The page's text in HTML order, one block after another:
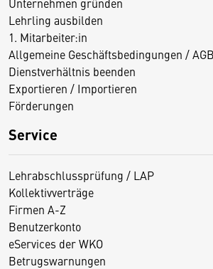
Lehrling ausbilden
1. Mitarbeiter:in
Allgemeine Geschäftsbedingungen / AGB
Dienstverhältnis beenden
Exportieren / Importieren
Förderungen
Service
Lehrabschlussprüfung / LAP
Kollektivverträge
Firmen A-Z
Benutzerkonto
eServices der WKO
Betrugswarnungen